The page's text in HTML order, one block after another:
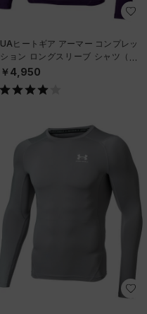
UAヒートギア アーマー コンプレッ
ション ロングスリーブ シャツ（ト
レーニング/MEN）
￥4,950